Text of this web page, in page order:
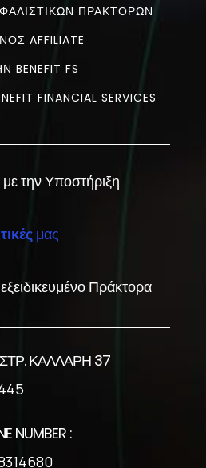
ΠΡΑΚΤΌΡΩΝ
AFFILIATE
FS
FINANCIAL SERVICES
με την Υποστήριξη
μας
Πράκτορα
ΣΤΡ. ΚΑΛΛΑΡΗ 37
NUMBER :